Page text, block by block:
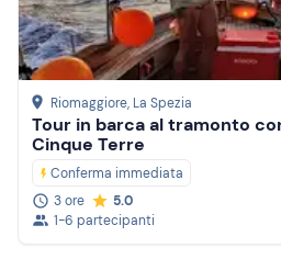
Riomaggiore, La Spezia
Tour in barca al tramonto
Cinque Terre
Conferma immediata
3 ore
5.0
1-6 partecipanti